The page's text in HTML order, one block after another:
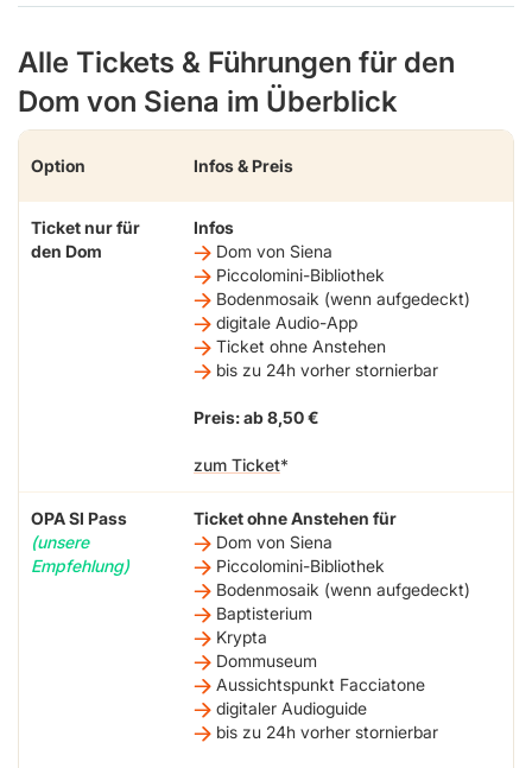
Alle Tickets & Führungen für den
Dom von Siena im Überblick
Option Infos & Preis
Ticket nur für
den Dom
Infos
Dom von Siena
Piccolomini-Bibliothek
Bodenmosaik (wenn aufgedeckt)
digitale Audio-App
Ticket ohne Anstehen
bis zu 24h vorher stornierbar
Preis: ab 8,50 €
zum Ticket
OPA SI Pass
(unsere
Empfehlung)
Ticket ohne Anstehen für
Dom von Siena
Piccolomini-Bibliothek
Bodenmosaik (wenn aufgedeckt)
Baptisterium
Krypta
Dommuseum
Aussichtspunkt Facciatone
digitaler Audioguide
bis zu 24h vorher stornierbar